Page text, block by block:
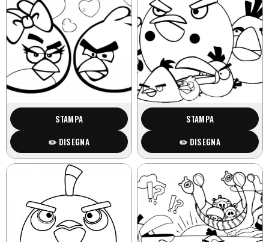
STAMPA
✏️ DISEGNA
STAMPA
✏️ DISEGNA